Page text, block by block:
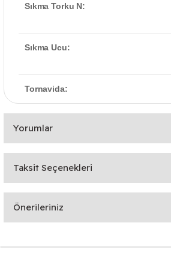
Sıkma Torku N:
Sıkma Ucu:
Tornavida:
Yorumlar
Bu ürüne ilk yorumu siz
Taksit Seçenekleri
Önerileriniz